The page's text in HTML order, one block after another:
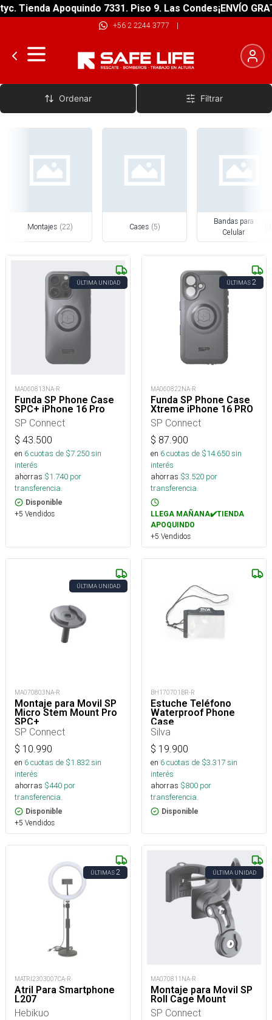
Apoquindo 7331. Piso 9. Las Condes¡ENVÍO
+56 2 2244 3777 |
Moviles
Ordenar Filtrar
Montajes (22) Cases (5)
Bandas para
Celular
ÚLTIMA UNIDAD
MA060813NA-R
Funda SP Phone Case
SPC+ iPhone 16 Pro
SP Connect
$ 43.500
en 6cuotas de $7.250sin
interés
ahorras $1.740 por
transferencia.
Disponible
+5 Vendidos
ÚLTIMAS2
MA060822NA-R
Funda SP Phone Case
Xtreme iPhone 16 PRO
SP Connect
$ 87.900
en 6cuotas de $14.650sin
interés
ahorras $3.520 por
transferencia.
LLEGA MAÑANA✔️TIENDA
APOQUINDO
+5 Vendidos
ÚLTIMA UNIDAD
MA070803NA-R
Montaje para Movil SP
Micro Stem Mount Pro
SPC+
SP Connect
$ 10.990
en 6cuotas de $1.832sin
interés
ahorras $440 por
transferencia.
Disponible
+5 Vendidos
BH170701BR-R
Estuche Teléfono
Waterproof Phone
Case
Silva
$ 19.900
en 6cuotas de $3.317sin
interés
ahorras $800 por
transferencia.
Disponible
ÚLTIMAS2
MATRI2303007CA-R
Atril Para Smartphone
L207
Hebikuo
ÚLTIMA UNIDAD
MA070811NA-R
Montaje para Movil SP
Roll Cage Mount
SP Connect